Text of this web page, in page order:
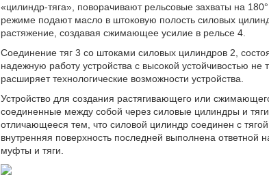
«цилиндр-тяга», поворачивают рельсовые захваты на
режиме подают масло в штоковую полость силовых
растяжение, создавая сжимающее усилие в рельсе 4.
Соединение тяг 3 со штоками силовых цилиндров 2,
надежную работу устройства с высокой устойчивостью
расширяет технологические возможности устройства.
Устройство для создания растягивающего или
соединенные между собой через силовые цилиндры и
отличающееся тем, что силовой цилиндр соединен с
внутренняя поверхность последней выполнена ответной
муфты и тяги.